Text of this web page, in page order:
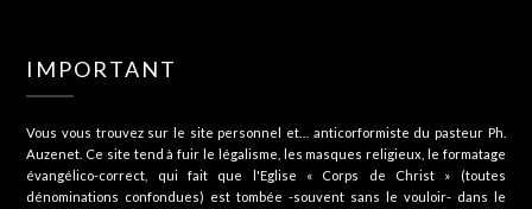
IMPORTANT
Vous vous trouvez sur le site personnel et… anticorformiste du pasteur Ph.
Auzenet. Ce site tend à fuir le légalisme, les masques religieux, le formatage
évangélico-correct, qui fait que l'Eglise « Corps de Christ » (toutes
dénominations confondues) est tombée -souvent sans le vouloir- dans le